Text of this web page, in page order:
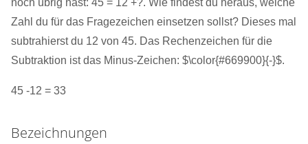
noch übrig hast: 45 = 12 +?. Wie findest du heraus, welche
Zahl du für das Fragezeichen einsetzen sollst? Dieses mal
subtrahierst du 12 von 45. Das Rechenzeichen für die
Subtraktion ist das Minus-Zeichen: $\color{#669900}{-}$.
45 -12 = 33
Bezeichnungen